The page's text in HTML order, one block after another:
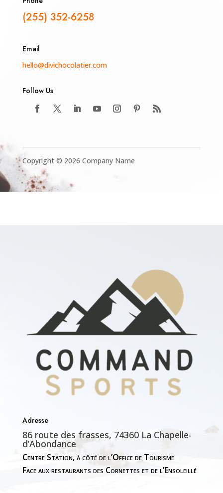
(255) 352-6258
Email
hello@divichocolatier.com
Follow Us
Copyright © 2026 Company Name
Adresse
86 route des frasses, 74360 La Chapelle-
d’Abondance
Centre Station, à côté de l’Office de Tourisme
Face aux restaurants des Cornettes et de l’Ensoleillé